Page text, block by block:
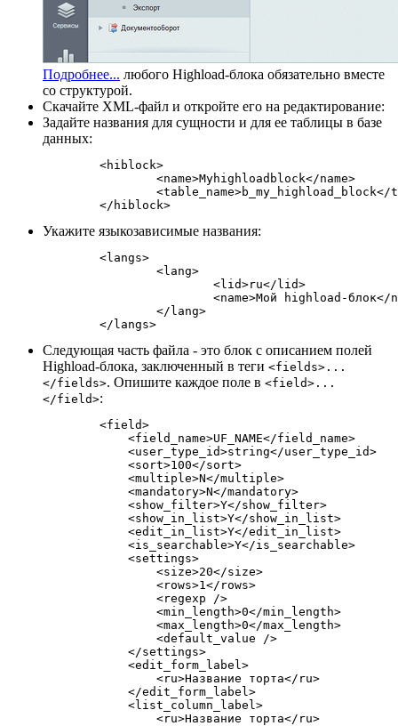
Подробнее... любого Highload-блока обязательно вместе
со структурой.
Скачайте XML-файл и откройте его на редактирование:
Задайте названия для сущности и для ее таблицы в базе
данных:
Укажите языкозависимые названия:
Следующая часть файла - это блок с описанием полей
Highload-блока, заключенный в теги <fields>...
</fields>. Опишите каждое поле в <field>...
</field>:
        <field>
            <field_name>UF_NAME</field_name>
            <user_type_id>string</user_type_id>
            <sort>100</sort>
            <multiple>N</multiple>
            <mandatory>N</mandatory>
            <show_filter>Y</show_filter>
            <show_in_list>Y</show_in_list>
            <edit_in_list>Y</edit_in_list>
            <is_searchable>Y</is_searchable>
            <settings>
                <size>20</size>
                <rows>1</rows>
                <regexp />
                <min_length>0</min_length>
                <max_length>0</max_length>
                <default_value />
            </settings>
            <edit_form_label>
                <ru>Название торта</ru>
            </edit_form_label>
            <list_column_label>
                <ru>Название торта</ru>